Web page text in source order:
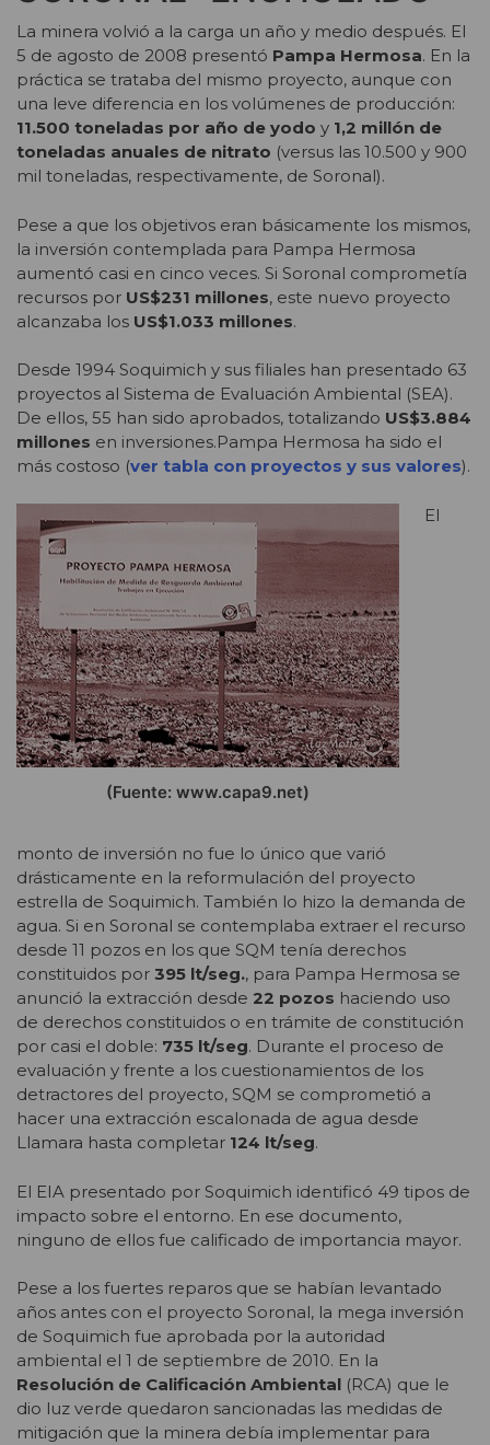
La minera volvió a la carga un año y medio después. El
5 de agosto de 2008 presentó Pampa Hermosa. En la
práctica se trataba del mismo proyecto, aunque con
una leve diferencia en los volúmenes de producción:
11.500 toneladas por año de yodo y 1,2 millón de
toneladas anuales de nitrato (versus las 10.500 y 900
mil toneladas, respectivamente, de Soronal).
Pese a que los objetivos eran básicamente los mismos,
la inversión contemplada para Pampa Hermosa
aumentó casi en cinco veces. Si Soronal comprometía
recursos por US$231 millones, este nuevo proyecto
alcanzaba los US$1.033 millones.
Desde 1994 Soquimich y sus filiales han presentado 63
proyectos al Sistema de Evaluación Ambiental (SEA).
De ellos, 55 han sido aprobados, totalizando US$3.884
millones en inversiones.Pampa Hermosa ha sido el
más costoso (ver tabla con proyectos y sus valores).
(Fuente: www.capa9.net)
El
monto de inversión no fue lo único que varió
drásticamente en la reformulación del proyecto
estrella de Soquimich. También lo hizo la demanda de
agua. Si en Soronal se contemplaba extraer el recurso
desde 11 pozos en los que SQM tenía derechos
constituidos por 395 lt/seg., para Pampa Hermosa se
anunció la extracción desde 22 pozos haciendo uso
de derechos constituidos o en trámite de constitución
por casi el doble: 735 lt/seg. Durante el proceso de
evaluación y frente a los cuestionamientos de los
detractores del proyecto, SQM se comprometió a
hacer una extracción escalonada de agua desde
Llamara hasta completar 124 lt/seg.
El EIA presentado por Soquimich identificó 49 tipos de
impacto sobre el entorno. En ese documento,
ninguno de ellos fue calificado de importancia mayor.
Pese a los fuertes reparos que se habían levantado
años antes con el proyecto Soronal, la mega inversión
de Soquimich fue aprobada por la autoridad
ambiental el 1 de septiembre de 2010. En la
Resolución de Calificación Ambiental (RCA) que le
dio luz verde quedaron sancionadas las medidas de
mitigación que la minera debía implementar para